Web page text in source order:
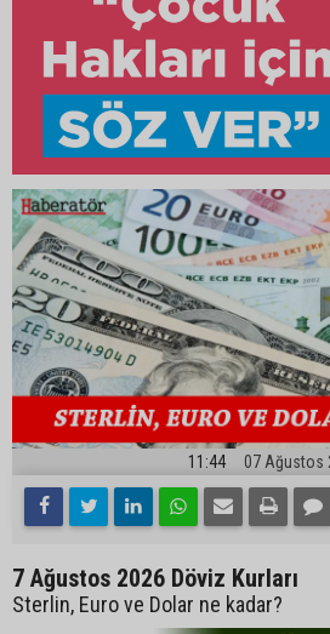
11:44 07 Ağustos
7 Ağustos 2026 Döviz Kurları
Sterlin, Euro ve Dolar ne kadar?